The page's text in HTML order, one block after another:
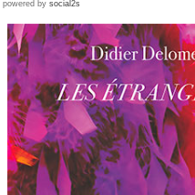
powered by social2s